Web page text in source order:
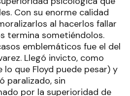
Con su enorme calidad
al hacerlos fallar
termina sometiéndolos.
emblemáticos fue el del
Llegó invicto, como
que Floyd puede pesar) y
paralizado, sin
por la superioridad de